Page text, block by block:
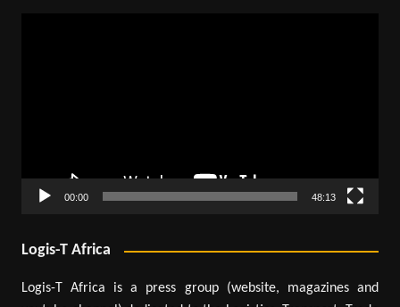
00:00 48:13
Logis-T Africa
Logis-T Africa is a press group (website, magazines and